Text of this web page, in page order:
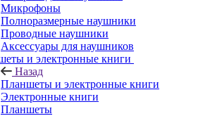
Микрофоны
Полноразмерные наушники
Проводные наушники
Аксессуары для наушников
и электронные книги
Назад
Планшеты и электронные книги
Электронные книги
Планшеты